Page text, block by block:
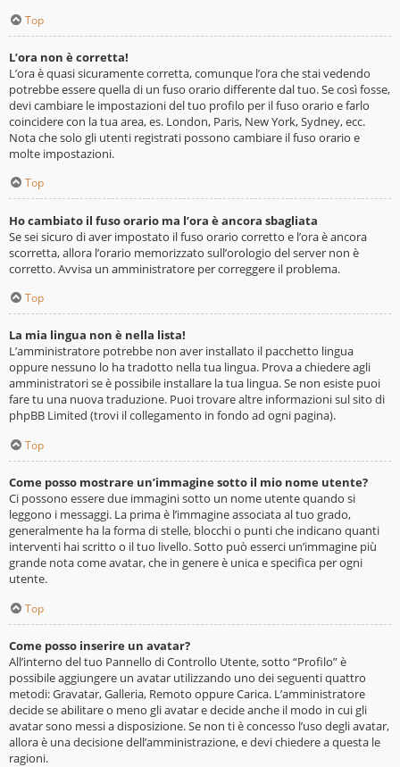
Top
L’ora non è corretta!
L’ora è quasi sicuramente corretta, comunque l’ora che stai vedendo
potrebbe essere quella di un fuso orario differente dal tuo. Se così fosse,
devi cambiare le impostazioni del tuo profilo per il fuso orario e farlo
coincidere con la tua area, es. London, Paris, New York, Sydney, ecc.
Nota che solo gli utenti registrati possono cambiare il fuso orario e
molte impostazioni.
Top
Ho cambiato il fuso orario ma l’ora è ancora sbagliata
Se sei sicuro di aver impostato il fuso orario corretto e l’ora è ancora
scorretta, allora l’orario memorizzato sull’orologio del server non è
corretto. Avvisa un amministratore per correggere il problema.
Top
La mia lingua non è nella lista!
L’amministratore potrebbe non aver installato il pacchetto lingua
oppure nessuno lo ha tradotto nella tua lingua. Prova a chiedere agli
amministratori se è possibile installare la tua lingua. Se non esiste puoi
fare tu una nuova traduzione. Puoi trovare altre informazioni sul sito di
phpBB Limited (trovi il collegamento in fondo ad ogni pagina).
Top
Come posso mostrare un’immagine sotto il mio nome utente?
Ci possono essere due immagini sotto un nome utente quando si
leggono i messaggi. La prima è l’immagine associata al tuo grado,
generalmente ha la forma di stelle, blocchi o punti che indicano quanti
interventi hai scritto o il tuo livello. Sotto può esserci un’immagine più
grande nota come avatar, che in genere è unica e specifica per ogni
utente.
Top
Come posso inserire un avatar?
All’interno del tuo Pannello di Controllo Utente, sotto “Profilo” è
possibile aggiungere un avatar utilizzando uno dei seguenti quattro
metodi: Gravatar, Galleria, Remoto oppure Carica. L’amministratore
decide se abilitare o meno gli avatar e decide anche il modo in cui gli
avatar sono messi a disposizione. Se non ti è concesso l’uso degli avatar,
allora è una decisione dell’amministrazione, e devi chiedere a questa le
ragioni.